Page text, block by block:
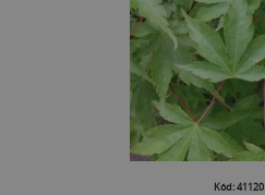
Kód: 41120